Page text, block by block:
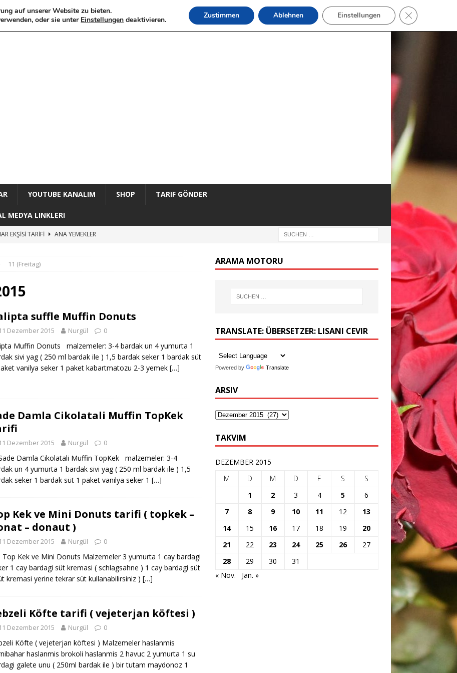
YOUTUBE KANALIM SHOP TARIF GÖNDER
MEDYA LINKLERI
EKŞİSİ TARİFİ
ANA YEMEKLER
BULGUR PİLAVI ET SUYUNA SALMA TEREYAĞLI BULGUR PİLAV
Kesme Aşı tarifi, etli mercimek aşı nasıl yapılır
11 (Freitag)
suffle Muffin Donuts
11 Dezember 2015 Nurgül 0
Muffin Donuts malzemeler: 3-4 bardak un 4 yumurta 1
sivi yag ( 250 ml bardak ile ) 1,5 bardak seker 1 bardak süt
vanilya seker 1 paket kabartmatozu 2-3 yemek […]
Damla Cikolatali Muffin TopKek
11 Dezember 2015 Nurgül 0
Damla Cikolatali Muffin TopKek malzemeler: 3-4
un 4 yumurta 1 bardak sivi yag ( 250 ml bardak ile ) 1,5
seker 1 bardak süt 1 paket vanilya seker 1 […]
Kek ve Mini Donuts tarifi ( topkek –
– donaut )
11 Dezember 2015 Nurgül 0
Kek ve Mini Donuts Malzemeler 3 yumurta 1 cay bardagi
1 cay bardagi süt kremasi ( schlagsahne ) 1 cay bardagi süt
kremasi yerine tekrar süt kullanabilirsiniz ) […]
Köfte tarifi ( vejeterjan köftesi )
11 Dezember 2015 Nurgül 0
Köfte ( vejeterjan köftesi ) Malzemeler haslanmis
haslanmis brokoli haslanmis 2 havuc 2 yumurta 1 su
galete unu ( 250ml bardak ile ) bir tutam maydonoz 1
ARAMA MOTORU
TRANSLATE: ÜBERSETZER: LISANI CEVIR
Powered by Translate
ARSIV
TAKVIM
DEZEMBER 2015
M
D M D F S
S
1
2 3 4 5
6
7
8 9 10 11 12
13
14
15 16 17 18 19
20
21
22 23 24 25 26
27
28
29 30
31
« Nov.
Jan. »
auf unserer Website zu bieten.
oder sie unter Einstellungen deaktivieren. Zustimmen Ablehnen Einstellungen GDPR Cookie-